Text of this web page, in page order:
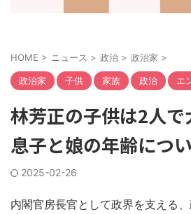
HOME > ニュース > 政治 > 政治家 >
政治家 子供 家族 政治 エ
林芳正の子供は2人で
息子と娘の年齢につ
2025-02-26
内閣官房長官として政界を支える、